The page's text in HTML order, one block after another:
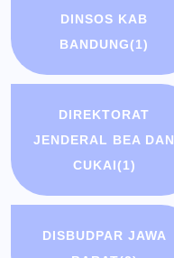
DINSOS KAB
BANDUNG(1)
DIREKTORAT
JENDERAL BEA DAN
CUKAI(1)
DISBUDPAR JAWA